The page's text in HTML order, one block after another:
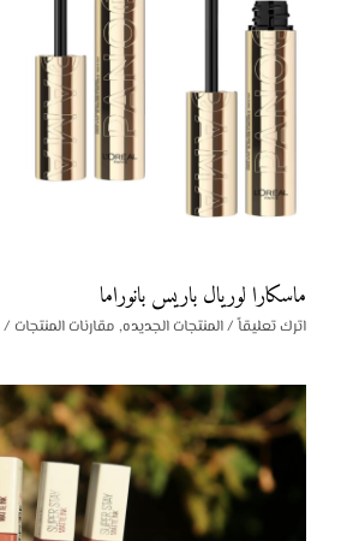
ماسكارا لوريال باريس بانوراما
اترك تعليقاً/المنتجات الجديده, مقارنات المنتجات / By